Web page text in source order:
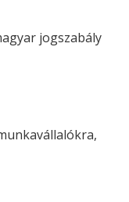
jogszabály